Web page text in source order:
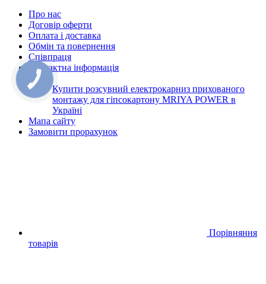
Про нас
Договір оферти
Оплата і доставка
Обмін та повернення
Співпраця
Контактна інформація
Блог
Купити розсувний електрокарниз прихованого
монтажу для гіпсокартону MRIYA POWER в
Україні
Мапа сайту
Замовити прорахунок
Порівняння
товарів